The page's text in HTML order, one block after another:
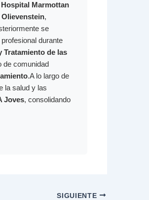
Hospital Marmottan
,
se
durante
Tratamiento de las
de comunidad
.A lo largo de
la salud y las
Joves, consolidando
SIGUIENTE